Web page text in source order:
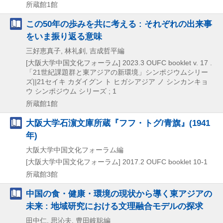
所蔵館1館
この50年の歩みを共に考える : それぞれの出来事
をいま振り返る意味
三好恵真子, 林礼釗, 吉成哲平編
[大阪大学中国文化フォーラム] 2023.3 OUFC booklet v. 17 .
「21世紀課題群と東アジアの新環境」シンポジウムシリー
ズ||21セイキ カダイグン ト ヒガシアジア ノ シンカンキョ
ウ シンポジウム シリーズ ; 1
所蔵館1館
大阪大学石濵文庫所蔵『フフ・トグ/青旗』(1941
年)
大阪大学中国文化フォーラム編
[大阪大学中国文化フォーラム] 2017.2 OUFC booklet 10-1
所蔵館3館
中国の食・健康・環境の現状から導く東アジアの
未来 : 地域研究における文理融合モデルの探求
田中仁, 思沁夫, 豊田岐聡編